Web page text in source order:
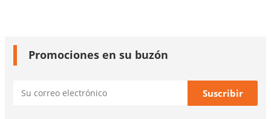
Promociones en su buzón